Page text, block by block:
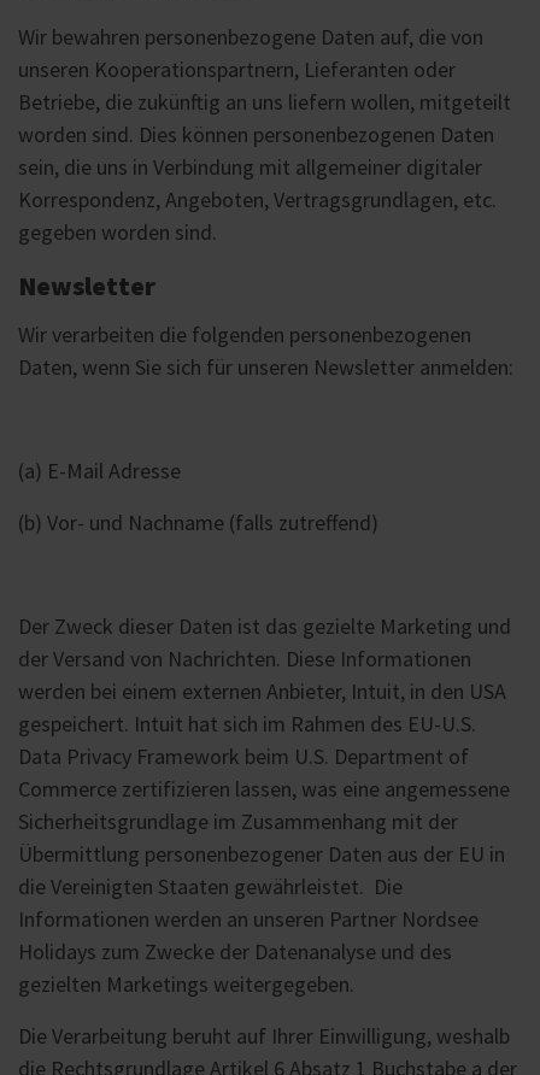
Wir bewahren personenbezogene Daten auf, die von
unseren Kooperationspartnern, Lieferanten oder
Betriebe, die zukünftig an uns liefern wollen, mitgeteilt
worden sind. Dies können personenbezogenen Daten
sein, die uns in Verbindung mit allgemeiner digitaler
Korrespondenz, Angeboten, Vertragsgrundlagen, etc.
gegeben worden sind.
Newsletter
Wir verarbeiten die folgenden personenbezogenen
Daten, wenn Sie sich für unseren Newsletter anmelden:
(a) E-Mail Adresse
(b) Vor- und Nachname (falls zutreffend)
Der Zweck dieser Daten ist das gezielte Marketing und
der Versand von Nachrichten. Diese Informationen
werden bei einem externen Anbieter, Intuit, in den USA
gespeichert. Intuit hat sich im Rahmen des EU-U.S.
Data Privacy Framework beim U.S. Department of
Commerce zertifizieren lassen, was eine angemessene
Sicherheitsgrundlage im Zusammenhang mit der
Übermittlung personenbezogener Daten aus der EU in
die Vereinigten Staaten gewährleistet. Die
Informationen werden an unseren Partner Nordsee
Holidays zum Zwecke der Datenanalyse und des
gezielten Marketings weitergegeben.
Die Verarbeitung beruht auf Ihrer Einwilligung, weshalb
die Rechtsgrundlage Artikel 6 Absatz 1 Buchstabe a der